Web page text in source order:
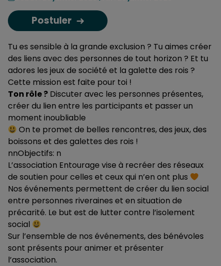
Postuler
Tu es sensible à la grande exclusion ? Tu aimes créer
des liens avec des personnes de tout horizon ? Et tu
adores les jeux de société et la galette des rois ?
Cette mission est faite pour toi !
Ton rôle ? Discuter avec les personnes présentes,
créer du lien entre les participants et passer un
moment inoubliable
On te promet de belles rencontres, des jeux, des
boissons et des galettes des rois !
nnObjectifs: n
L’association Entourage vise à recréer des réseaux
de soutien pour celles et ceux qui n’en ont plus
Nos événements permettent de créer du lien social
entre personnes riveraines et en situation de
précarité. Le but est de lutter contre l’isolement
social
Sur l’ensemble de nos événements, des bénévoles
sont présents pour animer et présenter
l’association.